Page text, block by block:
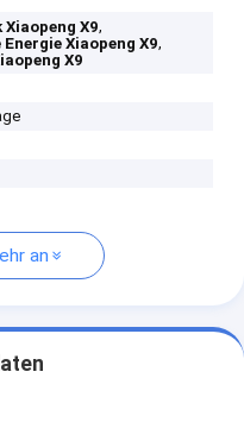
Xiaopeng X9,
Energie Xiaopeng X9,
X9
an